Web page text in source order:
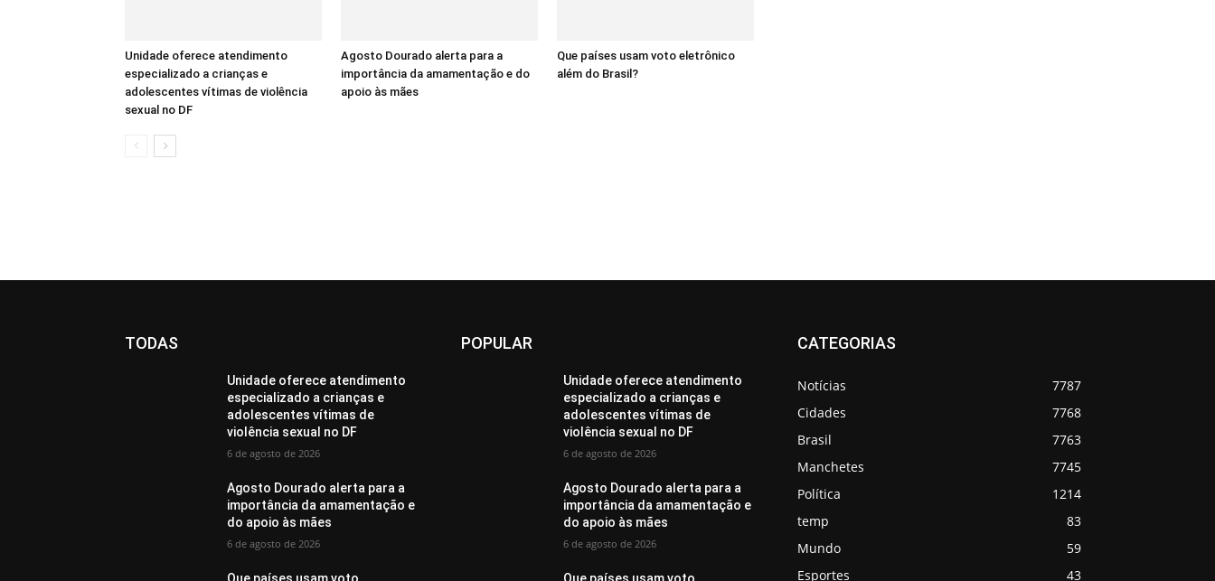
Unidade oferece atendimento
especializado a crianças e
adolescentes vítimas de violência
sexual no DF
Agosto Dourado alerta para a
importância da amamentação e do
apoio às mães
Que países usam voto eletrônico
além do Brasil?
TODAS
Unidade oferece atendimento
especializado a crianças e
adolescentes vítimas de
violência sexual no DF
6 de agosto de 2026
Agosto Dourado alerta para a
importância da amamentação e
do apoio às mães
6 de agosto de 2026
POPULAR
Unidade oferece atendimento
especializado a crianças e
adolescentes vítimas de
violência sexual no DF
6 de agosto de 2026
Agosto Dourado alerta para a
importância da amamentação e
do apoio às mães
6 de agosto de 2026
CATEGORIAS
Notícias
7787
Cidades
7768
Brasil
7763
Manchetes
7745
Política
1214
temp
83
Mundo
59
Esportes
43